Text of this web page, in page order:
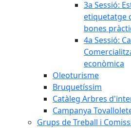
3a Sessió:
etiquetatge
bones
4a Sessió:
econòmica
Oleoturisme
Bruquetíssim
Catàleg Arbres
Campanya
Grups de Treball i